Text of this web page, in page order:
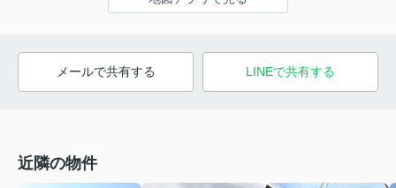
メールで共有する LINEで共有する
近隣の物件